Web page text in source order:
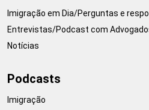
Imigração em Dia/Perguntas e
Entrevistas/Podcast com
Notícias
Podcasts
Imigração